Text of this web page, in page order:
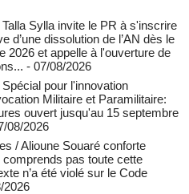
Sylla invite le PR à s'inscrire
d’une dissolution de l’AN dès le
2026 et appelle à l'ouverture de
- 07/08/2026
pour l'innovation
Militaire et Paramilitaire:
ouvert jusqu'au 15 septembre
08/2026
/ Alioune Souaré conforte
pas toute cette
n’a été violé sur le Code
2026